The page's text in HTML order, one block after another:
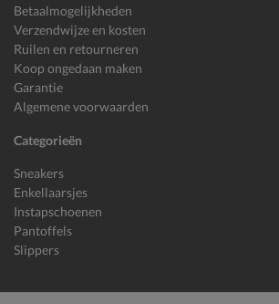
Betaalmogelijkheden
Verzendwijze en kosten
Ruilen en retourneren
Koop ongedaan maken
Garantie
Algemene voorwaarden
Categorieën
Sneakers
Enkellaarsjes
Instapschoenen
Pantoffels
Slippers